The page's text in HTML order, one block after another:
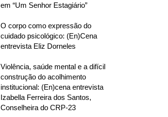
em “Um Senhor Estagiário”
O corpo como expressão do
cuidado psicológico: (En)Cena
entrevista Eliz Dorneles
Violência, saúde mental e a difícil
construção do acolhimento
institucional: (En)cena entrevista
Izabella Ferreira dos Santos,
Conselheira do CRP-23